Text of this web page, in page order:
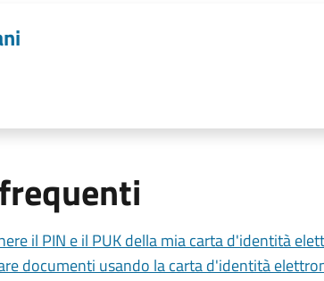
il PIN e il PUK della mia carta d'identità
documenti usando la carta d'identità